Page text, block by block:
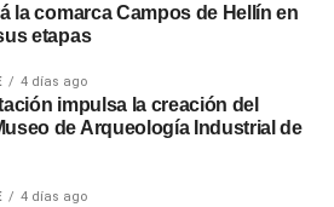
la comarca Campos de Hellín en
etapas
4 días ago
impulsa la creación del
de Arqueología Industrial de
4 días ago